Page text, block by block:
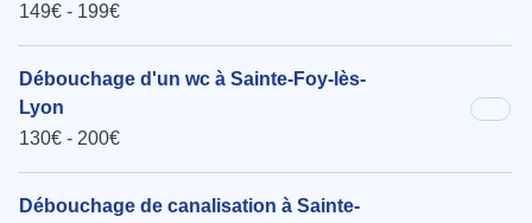
149€ - 199€
Débouchage d'un wc à Sainte-Foy-lès-
Lyon
130€ - 200€
Débouchage de canalisation à Sainte-